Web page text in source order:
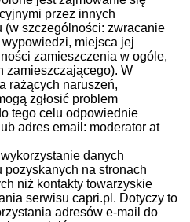
przez innych
(w szczególności: zwracanie
miejsca jej
zamieszczenia w ogóle,
zamieszczającego). W
rażących naruszeń,
zgłosić problem
tego celu odpowiednie
adres email: moderator at
danych
na stronach
niż kontakty towarzyskie
serwisu capri.pl. Dotyczy to
adresów e-mail do